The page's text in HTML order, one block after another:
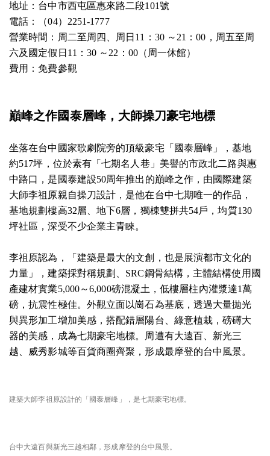
地址：台中市西屯區惠來路二段101號
電話：（04）2251-1777
營業時間：周二至周四、周日11：30 ～21：00，周五至周
六及國定假日11：30 ～22：00（周一休館）
費用：免費參觀
巔峰之作國泰層峰，大師操刀豪宅地標
坐落在台中國家歌劇院旁的頂級豪宅「國泰層峰」，基地
約517坪，位於素有「七期名人巷」美譽的市政北二路與惠
中路口，是國泰建設50周年推出的巔峰之作，由國際建築
大師李祖原親自操刀設計，是他在台中七期唯一的作品，
基地規劃樓高32層、地下6層，獨棟雙拼共54戶，均質130
坪社區，深受不少企業主青睞。
李祖原認為，「建築是最大的文創，也是展演都市文化的
力量」，建築採對稱規劃、SRC鋼骨結構，主體結構使用國
產建材實業5,000～6,000磅混凝土，低樓層柱內灌漿達1萬
磅，抗震性極佳。外觀立面以崗石為基底，透過大量拋光
與異形加工增加美感，搭配錯層陽台、綠意植栽，磅礡大
器的美感，成為七期豪宅地標。周遭有大遠百、新光三
越、威秀影城等百貨商圈齊聚，形成最摩登的台中風景。
建築大師李祖原設計的「國泰層峰」，是七期豪宅地標。
台中大遠百與新光三越相鄰，形成摩登的台中風景。